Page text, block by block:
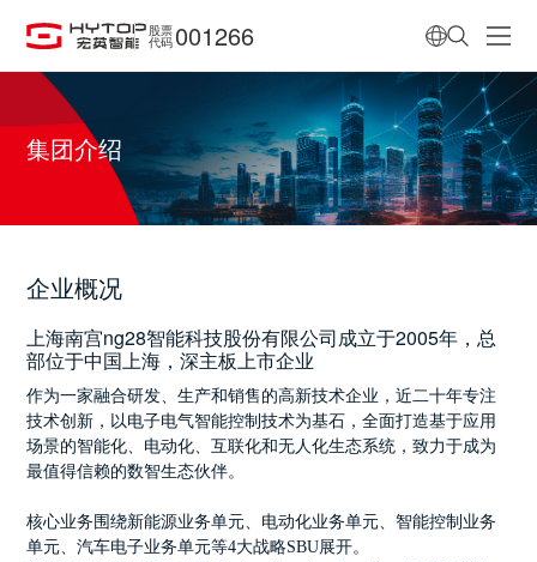
股票
代码 001266
集团介绍
企业概况
上海南宫ng28智能科技股份有限公司成立于2005年，总
部位于中国上海，深主板上市企业
作为一家融合研发、生产和销售的高新技术企业，近二十年专注
技术创新，以电子电气智能控制技术为基石，全面打造基于应用
场景的智能化、电动化、互联化和无人化生态系统，致力于成为
最值得信赖的数智生态伙伴。
核心业务围绕新能源业务单元、电动化业务单元、智能控制业务
单元、汽车电子业务单元等4大战略SBU展开。